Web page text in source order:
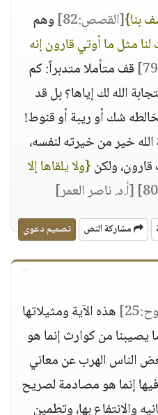
بنا}[القصص:82]
وهم
مثل ما أوتي قارون إنه
قف متأملا متدبراً: كم
الله لك إياها؟ بل قد
شك أو ريبة أو قنوط!
خير من خيرته لنفسه،
ولكن{ولا يلقاها إلا
[أ.د. ناصر العمر]
مشاركة النص تصميم دعوي
هذه الآية ومثيلاتها
يصيبنا من كوارث إنما هو
الناس الهرب عن معاني
إنما هو مصادمة لصريح
والانتفاع بها، وتطمين